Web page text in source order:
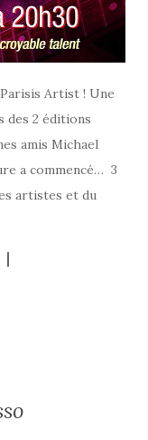
Artist ! Une
des 2 éditions
amis Michael
a commencé… 3
artistes et du